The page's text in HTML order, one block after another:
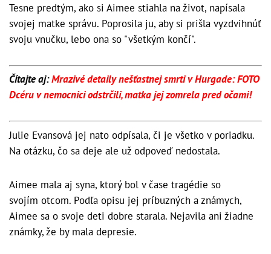
Tesne predtým, ako si Aimee stiahla na život, napísala
svojej matke správu. Poprosila ju, aby si prišla vyzdvihnúť
svoju vnučku, lebo ona so "všetkým končí".
Čítajte aj:Mrazivé detaily nešťastnej smrti v Hurgade: FOTO
Dcéru v nemocnici odstrčili, matka jej zomrela pred očami!
Julie Evansová jej nato odpísala, či je všetko v poriadku.
Na otázku, čo sa deje ale už odpoveď nedostala.
Aimee mala aj syna, ktorý bol v čase tragédie so
svojím otcom. Podľa opisu jej príbuzných a známych,
Aimee sa o svoje deti dobre starala. Nejavila ani žiadne
známky, že by mala depresie.